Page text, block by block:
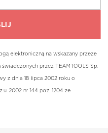
elektroniczną na wskazany przeze
przez TEAMTOOLS Sp.
z dnia 18 lipca 2002 roku o
2002 nr 144 poz. 1204 ze